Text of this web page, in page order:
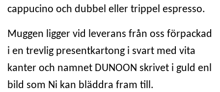
cappucino och dubbel eller trippel espresso.
Muggen ligger vid leverans från oss förpackad
i en trevlig presentkartong i svart med vita
kanter och namnet DUNOON skrivet i guld enl
bild som Ni kan bläddra fram till.